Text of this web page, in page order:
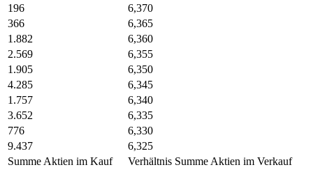
196
6,370
366
6,365
1.882
6,360
2.569
6,355
1.905
6,350
4.285
6,345
1.757
6,340
3.652
6,335
776
6,330
9.437
6,325
Summe Aktien im Kauf
Verhältnis Summe Aktien im Verkauf